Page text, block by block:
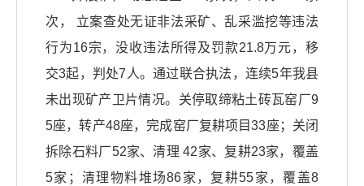
次， 立案查处无证非法采矿、乱采滥挖等违法
行为16宗，没收违法所得及罚款21.8万元，移
交3起，判处7人。通过联合执法，连续5年我县
未出现矿产卫片情况。关停取缔粘土砖瓦窑厂9
5座，转产48座，完成窑厂复耕项目33座；关闭
拆除石料厂52家、清理 42家、复耕23家，覆盖
5家；清理物料堆场86家，复耕55家，覆盖8